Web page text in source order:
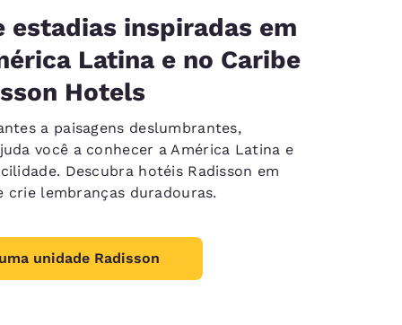
estadias inspiradas em
Latina e no Caribe
Hotels
a paisagens deslumbrantes,
você a conhecer a América Latina e
Descubra hotéis Radisson em
crie lembranças duradouras.
unidade Radisson